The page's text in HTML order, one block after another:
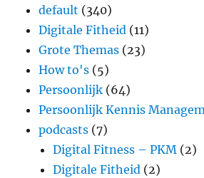
default (340)
Digitale Fitheid (11)
Grote Themas (23)
How to's (5)
Persoonlijk (64)
Persoonlijk Kennis
podcasts (7)
Digital Fitness – PKM (2)
Digitale Fitheid (2)